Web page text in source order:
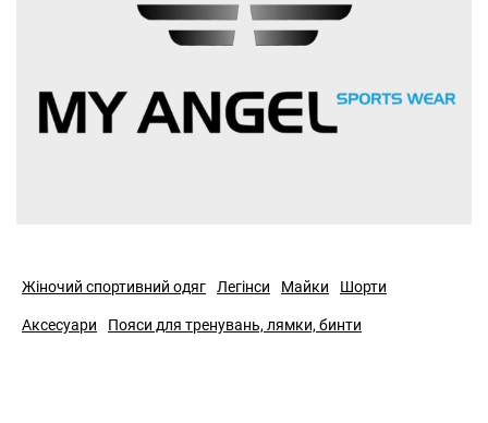
Жіночий спортивний одяг Легінси Майки Шорти
Аксесуари Пояси для тренувань, лямки, бинти